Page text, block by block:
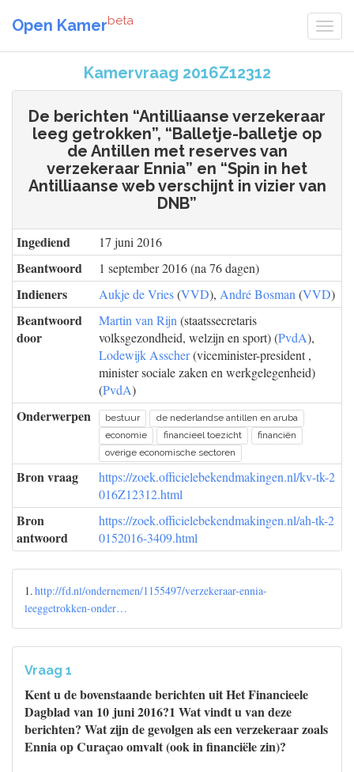
Open Kamerbeta
Kamervraag 2016Z12312
De berichten “Antilliaanse verzekeraar
leeg getrokken”, “Balletje-balletje op
de Antillen met reserves van
verzekeraar Ennia” en “Spin in het
Antilliaanse web verschijnt in vizier van
DNB”
Ingediend 17 juni 2016
Beantwoord 1 september 2016 (na 76 dagen)
Indieners Aukje de Vries(VVD), André Bosman (VVD)
Beantwoord
door
Martin van Rijn (staatssecretaris
volksgezondheid, welzijn en sport) (PvdA),
Lodewijk Asscher(viceminister-president ,
minister sociale zaken en werkgelegenheid)
(PvdA)
Onderwerpen bestuur
de nederlandse antillen en aruba
economie
financieel toezicht
financiën
overige economische sectoren
Bron vraag
https://zoek.officielebekendmakingen.nl/kv-tk-2
016Z12312.html
Bron
antwoord
https://zoek.officielebekendmakingen.nl/ah-tk-2
0152016-3409.html
1.http://fd.nl/ondernemen/1155497/verzekeraar-ennia-
leeggetrokken-onder…
Vraag 1
Kent u de bovenstaande berichten uit Het Financieele
Dagblad van 10 juni 2016?1 Wat vindt u van deze
berichten? Wat zijn de gevolgen als een verzekeraar zoals
Ennia op Curaçao omvalt (ook in financiële zin)?